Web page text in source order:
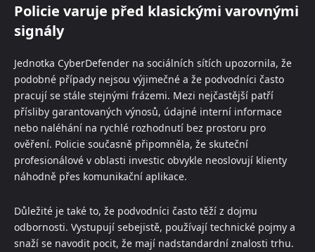
Policie varuje před klasickými varovnými
signály
Jednotka CyberDefender na sociálních sítích upozornila, že
podobné případy nejsou výjimečné a že podvodníci často
pracují se stále stejnými frázemi. Mezi nejčastější patří
přísliby garantovaných výnosů, údajné interní informace
nebo naléhání na rychlé rozhodnutí bez prostoru pro
ověření. Policie současně připomněla, že skuteční
profesionálové v oblasti investic obvykle neoslovují klienty
náhodně přes komunikační aplikace.
Důležité je také to, že podvodníci často těží z dojmu
odbornosti. Vystupují sebejistě, používají technické pojmy a
snaží se navodit pocit, že mají nadstandardní znalosti trhu.